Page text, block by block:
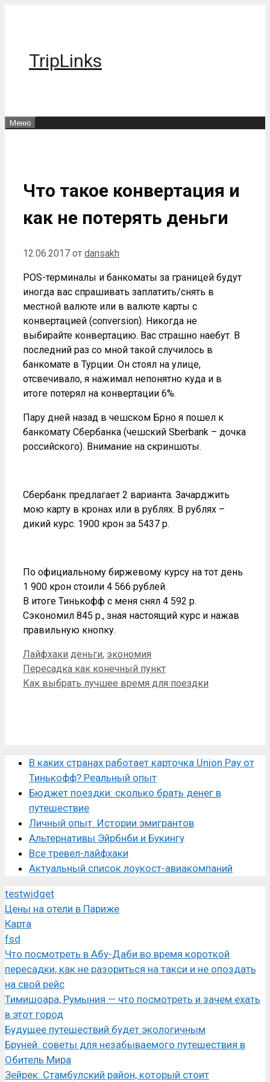
TripLinks
Меню
Что такое конвертация и
как не потерять деньги
12.06.2017 от dansakh
POS-терминалы и банкоматы за границей будут
иногда вас спрашивать заплатить/снять в
местной валюте или в валюте карты с
конвертацией (conversion). Никогда не
выбирайте конвертацию. Вас страшно наебут. В
последний раз со мной такой случилось в
банкомате в Турции. Он стоял на улице,
отсвечивало, я нажимал непонятно куда и в
итоге потерял на конвертации 6%.
Пару дней назад в чешском Брно я пошел к
банкомату Сбербанка (чешский Sberbank – дочка
российского). Внимание на скриншоты.
Сбербанк предлагает 2 варианта. Зачарджить
мою карту в кронах или в рублях. В рублях –
дикий курс. 1900 крон за 5437 р.
По официальному биржевому курсу на тот день
1 900 крон стоили 4 566 рублей.
В итоге Тинькофф с меня снял 4 592 р.
Сэкономил 845 р., зная настоящий курс и нажав
правильную кнопку.
Рубрики
Лайфхаки Метки
деньги, экономия
Пересадка как конечный пункт
Как выбрать лучшее время для поездки
В каких странах работает карточка Union Pay от
Тинькофф? Реальный опыт
Бюджет поездки: сколько брать денег в
путешествие
Личный опыт. Истории эмигрантов
Альтернативы Эйрбнби и Букингу
Все тревел-лайфхаки
Актуальный список лоукост-авиакомпаний
testwidget
Цены на отели в Париже
Карта
fsd
Что посмотреть в Абу-Даби во время короткой
пересадки, как не разориться на такси и не опоздать
на свой рейс
Тимишоара, Румыния — что посмотреть и зачем ехать
в этот город
Будущее путешествий будет экологичным
Бруней: советы для незабываемого путешествия в
Обитель Мира
Зейрек: Стамбулский район, который стоит